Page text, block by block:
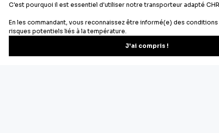
Newsletter
Recevez les recettes, astuces et offres spéciales.